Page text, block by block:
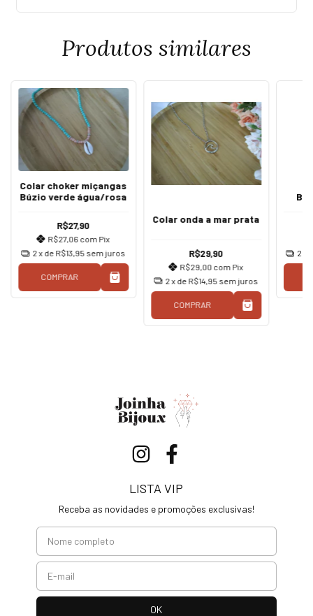
Produtos similares
Colar choker miçangas
Búzio verde água/rosa
R$27,90
R$27,06 com Pix
2x de R$13,95 sem juros
COMPRAR
Colar onda a mar prata
R$29,90
R$29,00 com Pix
2 x de R$14,95 sem juros
COMPRAR
2
LISTA VIP
Receba as novidades e promoções exclusivas!